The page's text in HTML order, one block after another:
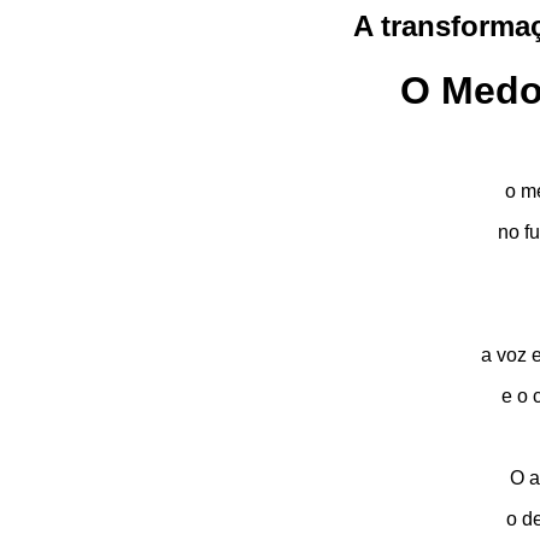
A
O
o
no
a voz
e o
O
o